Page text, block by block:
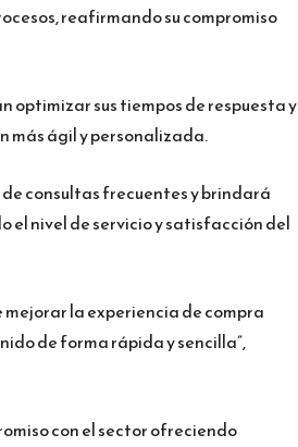
reafirmando su compromiso
optimizar sus tiempos de respuesta y
más ágil y personalizada.
consultas frecuentes y brindará
nivel de servicio y satisfacción del
la experiencia de compra
de forma rápida y sencilla”,
con el sector ofreciendo